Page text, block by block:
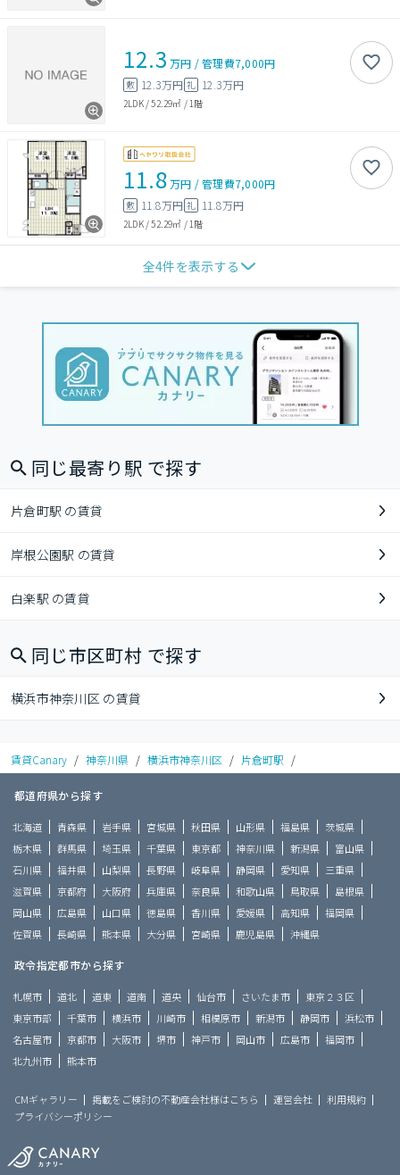
12.3 万円 /管理費7,000円
敷 12.3万円 礼 12.3万円
2LDK/52.29㎡ / 1階
11.8万円 /管理費7,000円
敷 11.8万円 礼 11.8万円
2LDK/52.29㎡ /1階
全4件を表示する
同じ最寄り駅 で探す
片倉町駅 の賃貸
岸根公園駅 の賃貸
白楽駅 の賃貸
同じ市区町村 で探す
横浜市神奈川区 の賃貸
賃貸Canary / 神奈川県 / 横浜市神奈川区 / 片倉町駅 /
都道府県から探す
北海道 青森県 岩手県 宮城県 秋田県 山形県 福島県
茨城県
栃木県
群馬県 埼玉県 千葉県 東京都 神奈川県 新潟県
富山県
石川県
福井県 山梨県 長野県 岐阜県 静岡県 愛知県
三重県
滋賀県
京都府 大阪府 兵庫県 奈良県 和歌山県 鳥取県
島根県
岡山県
広島県 山口県 徳島県 香川県 愛媛県 高知県
福岡県
佐賀県
長崎県 熊本県 大分県 宮崎県 鹿児島県 沖縄県
政令指定都市から探す
札幌市 道北 道東 道南 道央 仙台市 さいたま市
東京２３区
東京市部
千葉市 横浜市 川崎市 相模原市 新潟市 静岡市
浜松市
名古屋市
京都市 大阪市 堺市 神戸市 岡山市 広島市
福岡市
北九州市
熊本市
CMギャラリー 掲載をご検討の不動産会社様はこちら 運営会社
利用規約
プライバシーポリシー